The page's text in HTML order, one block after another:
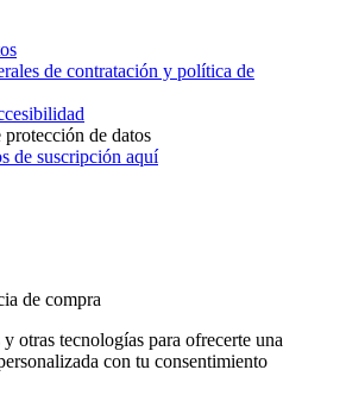
de contratación y política de
de datos
de suscripción aquí
de compra
otras tecnologías para ofrecerte una
con tu consentimiento